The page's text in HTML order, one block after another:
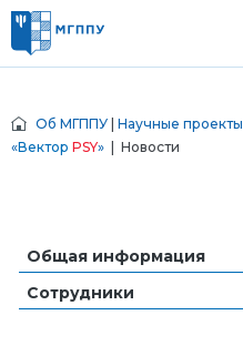
Об МГППУ Научные проекты
«Вектор PSY» | Новости
Общая информация
Сотрудники